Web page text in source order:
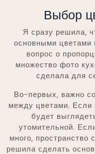
Выбор
Я сразу решила‚
основными цветами
вопрос о
множество фото
сделала для
Во-первых‚ важно
между цветами. Если
будет
утомительной.
много‚
решила сделать